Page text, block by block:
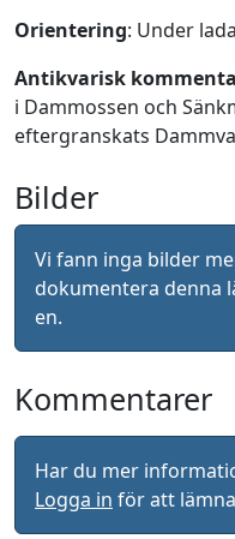
Orientering: Under
Antikvarisk
i Dammossen och
eftergranskats
Bilder
Vi fann inga bilder
dokumentera denna
en.
Kommentarer
Har du mer
Logga in för att